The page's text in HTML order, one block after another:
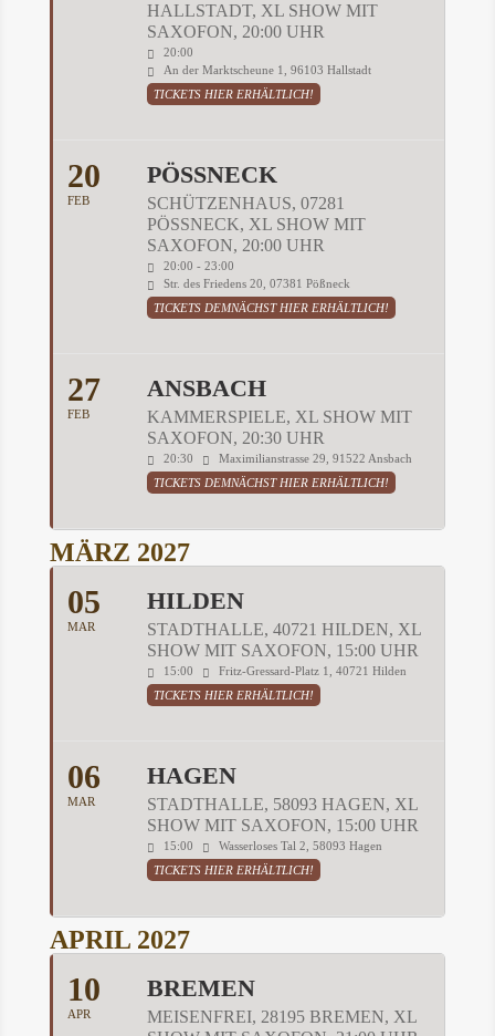
HALLSTADT, XL SHOW MIT
SAXOFON, 20:00 UHR
20:00
An der Marktscheune 1, 96103 Hallstadt
TICKETS HIER ERHÄLTLICH!
20
FEB
PÖSSNECK
SCHÜTZENHAUS, 07281
PÖSSNECK, XL SHOW MIT S
AXOFON, 20:00 UHR
20:00 - 23:00
Str. des Friedens 20, 07381 Pößneck
TICKETS DEMNÄCHST HIER ERHÄLTLICH!
27
FEB
ANSBACH
KAMMERSPIELE, XL SHOW MIT
SAXOFON, 20:30 UHR
20:30
Maximilianstrasse 29, 91522 Ansbach
TICKETS DEMNÄCHST HIER ERHÄLTLICH!
MÄRZ 2027
05
MAR
HILDEN
STADTHALLE, 40721 HILDEN, XL
SHOW MIT SAXOFON, 15:00 UHR
15:00
Fritz-Gressard-Platz 1, 40721 Hilden
TICKETS HIER ERHÄLTLICH!
06
MAR
HAGEN
STADTHALLE, 58093 HAGEN, XL
SHOW MIT SAXOFON, 15:00 UHR
15:00
Wasserloses Tal 2, 58093 Hagen
TICKETS HIER ERHÄLTLICH!
APRIL 2027
10
APR
BREMEN
MEISENFREI, 28195 BREMEN, XL